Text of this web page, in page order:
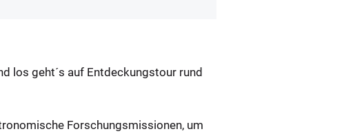
los geht´s auf Entdeckungstour rund
Forschungsmissionen, um